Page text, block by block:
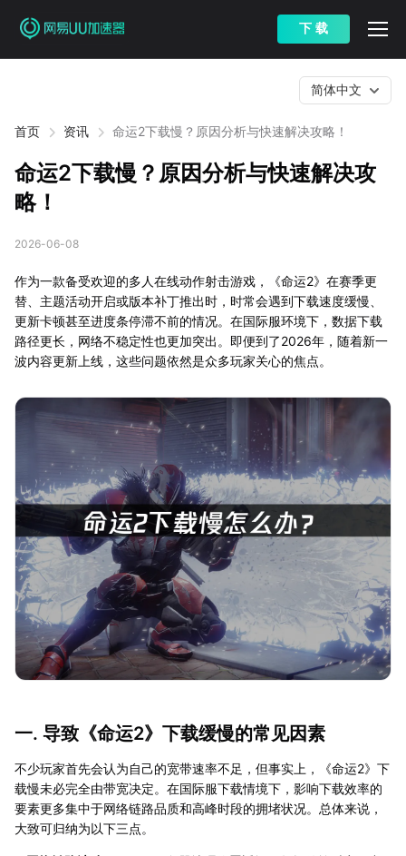
下 载
首页 资讯 命运2下载慢？原因分析与快速解决攻略！
简体中文
命运2下载慢？原因分析与快速解决攻
略！
2026-06-08
作为一款备受欢迎的多人在线动作射击游戏，《命运2》在赛季更
替、主题活动开启或版本补丁推出时，时常会遇到下载速度缓慢、
更新卡顿甚至进度条停滞不前的情况。在国际服环境下，数据下载
路径更长，网络不稳定性也更加突出。即便到了2026年，随着新一
波内容更新上线，这些问题依然是众多玩家关心的焦点。
一. 导致《命运2》下载缓慢的常见因素
不少玩家首先会认为自己的宽带速率不足，但事实上，《命运2》下
载慢未必完全由带宽决定。在国际服下载情境下，影响下载效率的
要素更多集中于网络链路品质和高峰时段的拥堵状况。总体来说，
大致可归纳为以下三点。